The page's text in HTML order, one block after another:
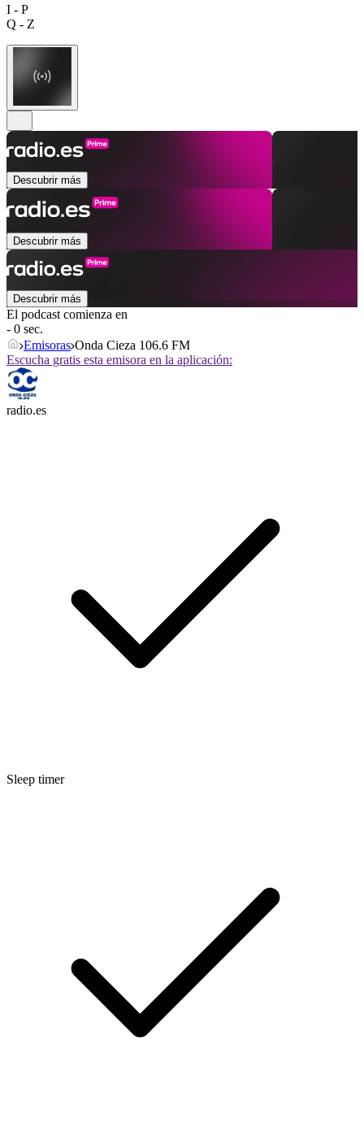
I - P
Q - Z
Descubrir más
Descubrir más
Descubrir más
El podcast comienza en
- 0 sec.
Emisoras Onda Cieza 106.6 FM
Escucha gratis esta emisora en la aplicación:
radio.es
Sleep timer